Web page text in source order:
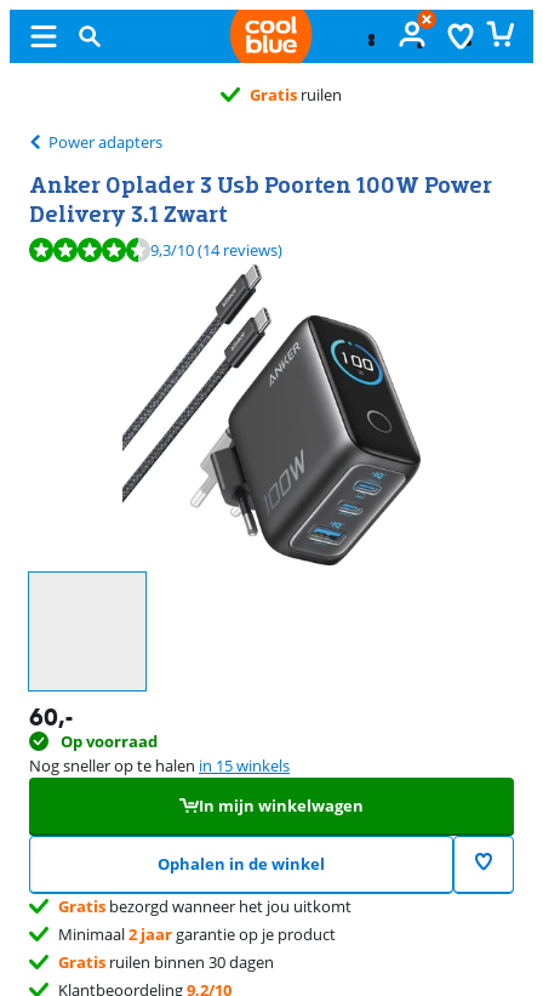
Gratis ruilen
Power adapters
Anker Oplader 3 Usb Poorten 100W Power
Delivery 3.1 Zwart
Beoordeling is 9,3 van de 10, gebaseerd op 14 reviews.
9,3/10(14 reviews)
60,-
Op voorraad
Nog sneller op te halen in 15 winkels
In mijn winkelwagen
Ophalen in de winkel
Gratis bezorgd wanneer het jou uitkomt
Minimaal2 jaargarantie op je product
Gratis ruilen binnen 30 dagen
Klantbeoordeling9,2/10